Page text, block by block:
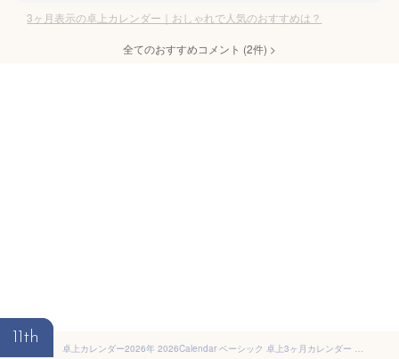
3ヶ月表示の卓上カレンダー｜おしゃれで人気のおすすめは？
全てのおすすめコメント (2件) >
11th
卓上カレンダー2026年 2026Calendar ベーシック 卓上3ヶ月カレンダー ホワイト スケジュール エムプラン 実用 書き込み シンプル ビジネス 令和8年暦 メール便可